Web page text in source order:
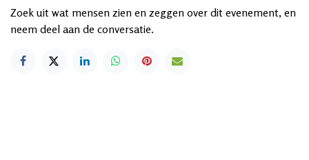
Zoek uit wat mensen zien en zeggen over dit evenement, en
neem deel aan de conversatie.